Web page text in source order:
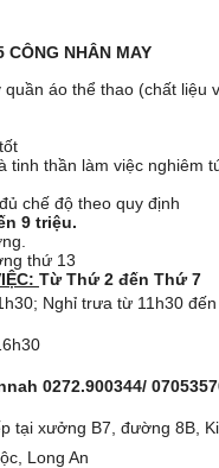
CÔNG NHÂN MAY
quần áo thể thao (chất liệu
tinh thần làm việc nghiêm
chế độ theo quy định
9 triệu.
thứ 13
Từ Thứ 2 đến Thứ 7
Nghỉ trưa từ 11h30
0272.900344/
tại xưởng B7, đường 8B,
Long An